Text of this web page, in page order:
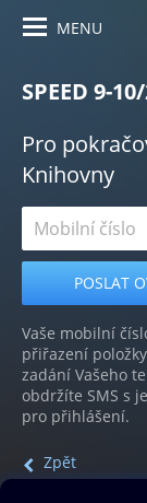
MENU
SPEED 9-
Pro
Knihovny
Vaše mobilní
přiřazení
zadání Vašeho
obdržíte SMS s
pro přihlášení.
Zpět